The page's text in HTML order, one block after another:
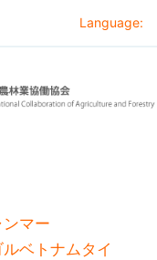
Language:
ンマー
ルベトナムタイ